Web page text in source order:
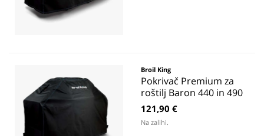
Broil King
Pokrivač Premium za
roštilj Baron 440 in 490
121,90 €
Na zalihi.